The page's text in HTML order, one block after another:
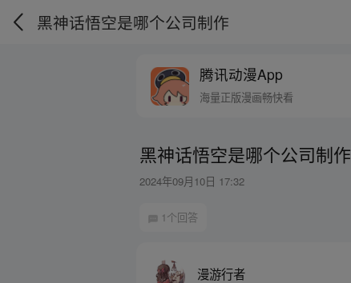
黑神话悟空是哪个公司制作
腾讯动漫App
海量正版漫画畅快看
黑神话悟空是哪个公司制作
2024年09月10日 17:32
1个回答
漫游行者